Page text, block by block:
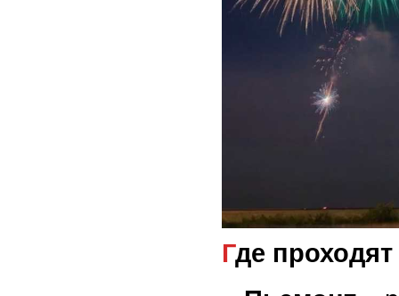
Где